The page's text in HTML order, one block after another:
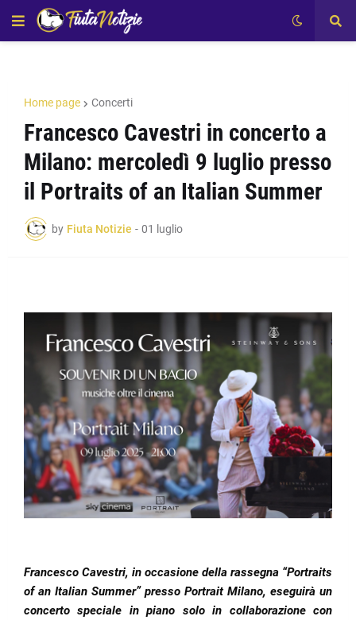
Home page Concerti
Francesco Cavestri in concerto a
Milano: mercoledì 9 luglio presso
il Portraits of an Italian Summer
by Fiuta Notizie - 01 luglio
Francesco Cavestri, in occasione della rassegna “Portraits
of an Italian Summer” presso Portrait Milano, eseguirà un
concerto speciale in piano solo in collaborazione con